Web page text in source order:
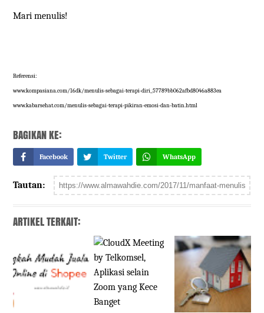
Mari menulis!
Referensi:
www.kompasiana.com/16dk/menulis-sebagai-terapi-diri_57789bb062afbd8046a883ea
www.kabarsehat.com/menulis-sebagai-terapi-pikiran-emosi-dan-batin.html
BAGIKAN KE:
Facebook Twitter WhatsApp
Tautan:
ARTIKEL TERKAIT: